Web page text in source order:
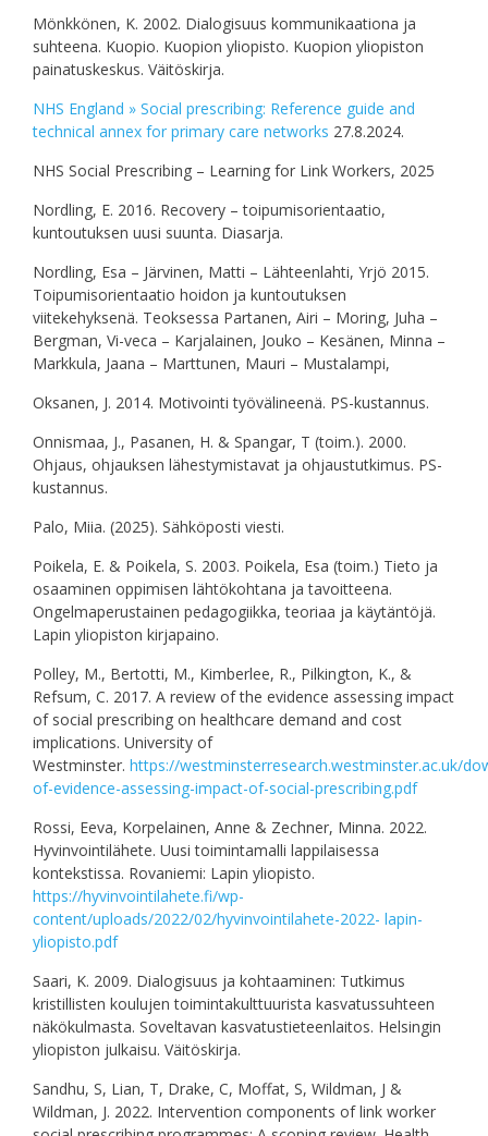
Mönkkönen, K. 2002. Dialogisuus kommunikaationa ja
suhteena. Kuopio. Kuopion yliopisto. Kuopion yliopiston
painatuskeskus. Väitöskirja.
NHS England » Social prescribing: Reference guide and
technical annex for primary care networks 27.8.2024.
NHS Social Prescribing – Learning for Link Workers, 2025
Nordling, E. 2016. Recovery – toipumisorientaatio,
kuntoutuksen uusi suunta. Diasarja.
Nordling, Esa – Järvinen, Matti – Lähteenlahti, Yrjö 2015.
Toipumisorientaatio hoidon ja kuntoutuksen
viitekehyksenä. Teoksessa Partanen, Airi – Moring, Juha –
Bergman, Vi-veca – Karjalainen, Jouko – Kesänen, Minna –
Markkula, Jaana – Marttunen, Mauri – Mustalampi,
Oksanen, J. 2014. Motivointi työvälineenä. PS-kustannus.
Onnismaa, J., Pasanen, H. & Spangar, T (toim.). 2000.
Ohjaus, ohjauksen lähestymistavat ja ohjaustutkimus. PS-
kustannus.
Palo, Miia. (2025). Sähköposti viesti.
Poikela, E. & Poikela, S. 2003. Poikela, Esa (toim.) Tieto ja
osaaminen oppimisen lähtökohtana ja tavoitteena.
Ongelmaperustainen pedagogiikka, teoriaa ja käytäntöjä.
Lapin yliopiston kirjapaino.
Polley, M., Bertotti, M., Kimberlee, R., Pilkington, K., &
Refsum, C. 2017. A review of the evidence assessing impact
of social prescribing on healthcare demand and cost
implications. University of
Westminster. https://westminsterresearch.westminster.ac.uk/
of-evidence-assessing-impact-of-social-prescribing.pdf
Rossi, Eeva, Korpelainen, Anne & Zechner, Minna. 2022.
Hyvinvointilähete. Uusi toimintamalli lappilaisessa
kontekstissa. Rovaniemi: Lapin yliopisto.
https://hyvinvointilahete.fi/wp-
content/uploads/2022/02/hyvinvointilahete-2022- lapin-
yliopisto.pdf
Saari, K. 2009. Dialogisuus ja kohtaaminen: Tutkimus
kristillisten koulujen toimintakulttuurista kasvatussuhteen
näkökulmasta. Soveltavan kasvatustieteenlaitos. Helsingin
yliopiston julkaisu. Väitöskirja.
Sandhu, S, Lian, T, Drake, C, Moffat, S, Wildman, J &
Wildman, J. 2022. Intervention components of link worker